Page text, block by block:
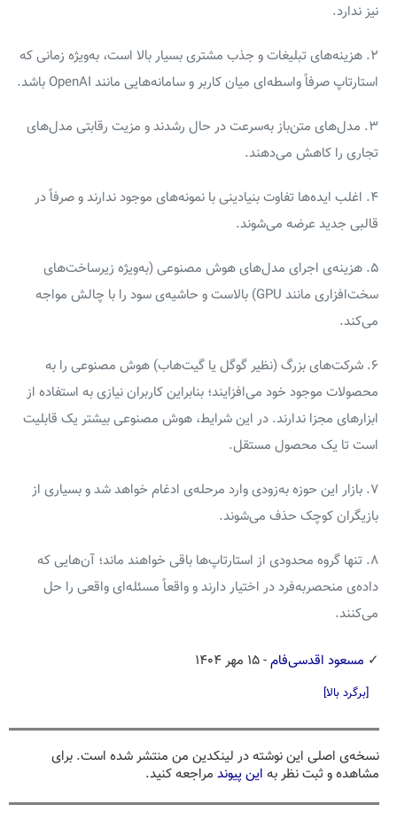
نیز ندارد.
۲. هزینه‌های تبلیغات و جذب مشتری بسیار بالا است، به‌ویژه زمانی که
استارتاپ صرفاً واسطه‌ای میان کاربر و سامانه‌هایی مانند OpenAI باشد.
۳. مدل‌های متن‌باز به‌سرعت در حال رشدند و مزیت رقابتی مدل‌های
تجاری را کاهش می‌دهند.
۴. اغلب ایده‌ها تفاوت بنیادینی با نمونه‌های موجود ندارند و صرفاً در
قالبی جدید عرضه می‌شوند.
۵. هزینه‌ی اجرای مدل‌های هوش مصنوعی (به‌ویژه زیرساخت‌های
سخت‌افزاری مانند GPU) بالاست و حاشیه‌ی سود را با چالش مواجه
می‌کند.
۶. شرکت‌های بزرگ (نظیر گوگل یا گیت‌هاب) هوش مصنوعی را به
محصولات موجود خود می‌افزایند؛ بنابراین کاربران نیازی به استفاده از
ابزارهای مجزا ندارند. در این شرایط، هوش مصنوعی بیشتر یک قابلیت
است تا یک محصول مستقل.
۷. بازار این حوزه به‌زودی وارد مرحله‌ی ادغام خواهد شد و بسیاری از
بازیگران کوچک حذف می‌شوند.
۸. تنها گروه محدودی از استارتاپ‌ها باقی خواهند ماند؛ آن‌هایی که
داده‌ی منحصربه‌فرد در اختیار دارند و واقعاً مسئله‌ای واقعی را حل
می‌کنند.
مسعود اقدسی‌فام- ۱۵ مهر ۱۴۰۴
[برگرد بالا]
نسخه‌ی اصلی این نوشته در لینکدین من منتشر شده است. برای
مشاهده و ثبت نظر بهاین پیوندمراجعه کنید.